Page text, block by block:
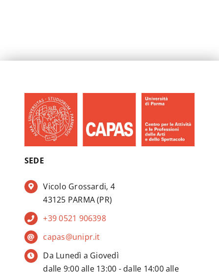
SEDE
Vicolo Grossardi, 4
43125 PARMA (PR)
+39 0521 906398
capas@unipr.it
Da Lunedì a Giovedì
dalle 9:00 alle 13:00 - dalle 14:00 alle